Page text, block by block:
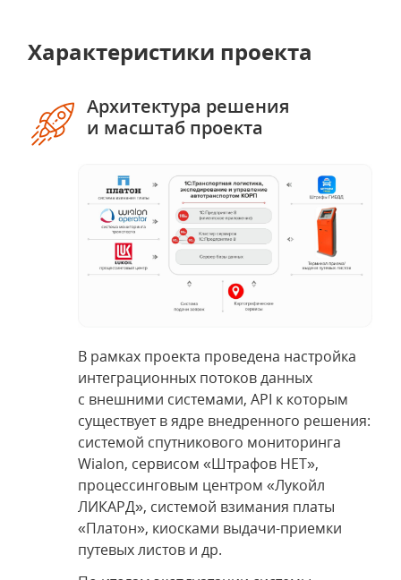
Характеристики проекта
Архитектура решения
и масштаб проекта
В рамках проекта проведена настройка
интеграционных потоков данных
с внешними системами, API к которым
существует в ядре внедренного решения:
системой спутникового мониторинга
Wialon, сервисом «Штрафов НЕТ»,
процессинговым центром «Лукойл
ЛИКАРД», системой взимания платы
«Платон», киосками выдачи-приемки
путевых листов и др.